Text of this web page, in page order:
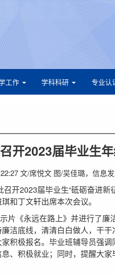
工作 学科科研 专业认
开2023届毕业生
文/席悦文 图/吴佳璐，信息
开2023届毕业生“砥砺奋进新
和丁文轩出席本次会议。
片《永远在路上》并进行了
洁底线，清清白白做人，干
积极报名。毕业班辅导员强调
、积极就业；同时，提醒大